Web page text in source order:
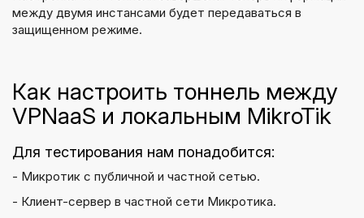
между двумя инстансами будет передаваться в
защищенном режиме.
Как настроить тоннель между
VPNaaS и локальным MikroTik
Для тестирования нам понадобится:
- Микротик с публичной и частной сетью.
- Клиент-сервер в частной сети Микротика.